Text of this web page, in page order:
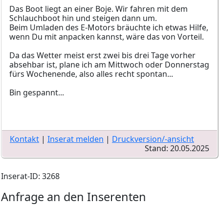
Das Boot liegt an einer Boje. Wir fahren mit dem
Schlauchboot hin und steigen dann um.
Beim Umladen des E-Motors bräuchte ich etwas Hilfe,
wenn Du mit anpacken kannst, wäre das von Vorteil.
Da das Wetter meist erst zwei bis drei Tage vorher
absehbar ist, plane ich am Mittwoch oder Donnerstag
fürs Wochenende, also alles recht spontan...
Bin gespannt...
Kontakt | Inserat melden | Druckversion/-ansicht
Stand: 20.05.2025
Inserat-ID: 3268
Anfrage an den Inserenten